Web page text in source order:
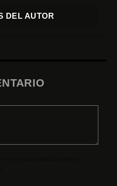
DEL AUTOR